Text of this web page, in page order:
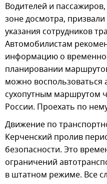
Водителей и
зоне досмотра,
указания сотрудников
Автомобилистам
информацию о
планировании
можно воспользоваться
сухопутным маршрутом
России. Проехать по
Движение по
Керченский пролив
безопасности. Это
ограничений
в штатном режиме. Все